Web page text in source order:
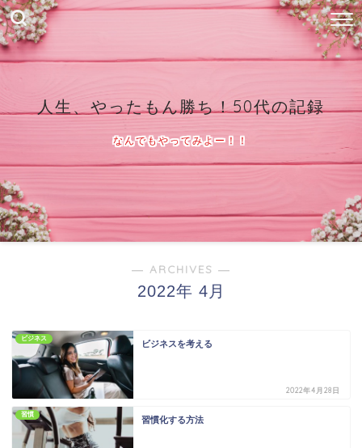
人生、やったもん勝ち！50代の記録
なんでもやってみよー！！
― ARCHIVES ―
2022年 4月
ビジネス
ビジネスを考える
2022年4月28日
習慣
習慣化する方法